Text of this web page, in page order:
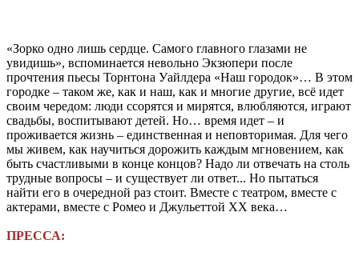
«Зорко одно лишь сердце. Самого главного глазами не
увидишь», вспоминается невольно Экзюпери после
прочтения пьесы Торнтона Уайлдера «Наш городок»… В этом
городке – таком же, как и наш, как и многие другие, всё идет
своим чередом: люди ссорятся и мирятся, влюбляются, играют
свадьбы, воспитывают детей. Но… время идет – и
проживается жизнь – единственная и неповторимая. Для чего
мы живем, как научиться дорожить каждым мгновением, как
быть счастливыми в конце концов? Надо ли отвечать на столь
трудные вопросы – и существует ли ответ... Но пытаться
найти его в очередной раз стоит. Вместе с театром, вместе с
актерами, вместе с Ромео и Джульеттой XX века…
ПРЕССА: